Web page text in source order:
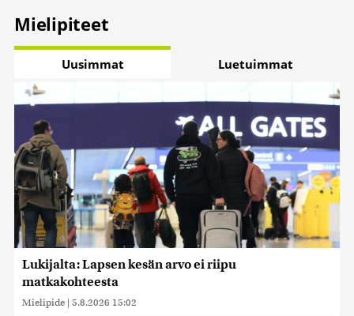
Mielipiteet
Uusimmat Luetuimmat
Lukijalta: Lapsen kesän arvo ei riipu
matkakohteesta
Mielipide | 5.8.2026 15:02